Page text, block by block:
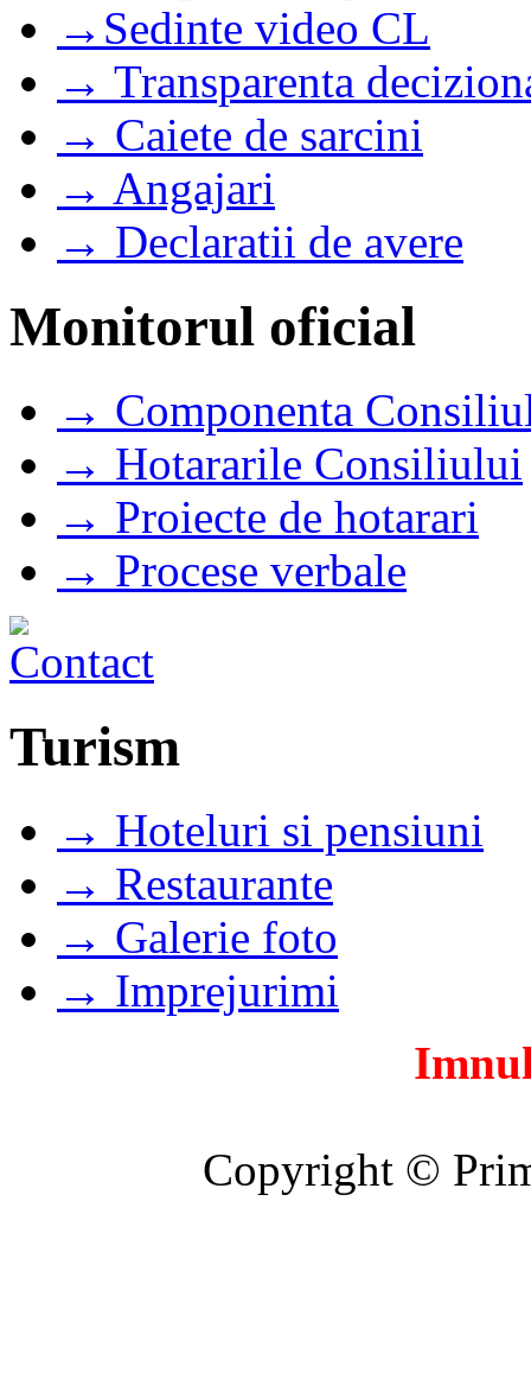
→Sedinte video CL
→ Transparenta
→ Caiete de sarcini
→ Angajari
→ Declaratii de avere
Monitorul oficial
→ Componenta
→ Hotararile Consiliului
→ Proiecte de hotarari
→ Procese verbale
Turism
→ Hoteluri si pensiuni
→ Restaurante
→ Galerie foto
→ Imprejurimi
Copyright ©